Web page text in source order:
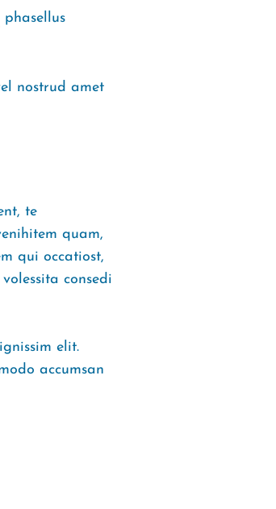
phasellus
nostrud amet
te
quam,
qui occatiost,
consedi
elit.
accumsan